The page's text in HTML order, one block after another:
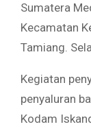
Sumatera
Kecamatan
Tamiang.
Kegiatan
penyaluran
Kodam